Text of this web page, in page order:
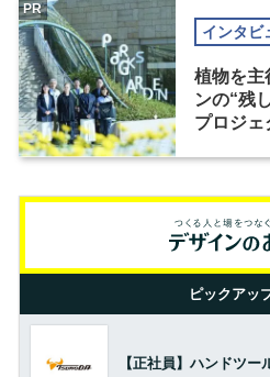
インタビ
植物を主
ンの“残
プロジェ
PR
ピックアッ
【正社員】ハンドツ